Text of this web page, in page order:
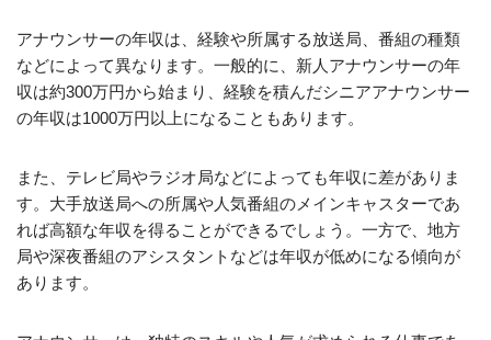
アナウンサーの年収は、経験や所属する放送局、番組の種類
などによって異なります。一般的に、新人アナウンサーの年
収は約300万円から始まり、経験を積んだシニアアナウンサー
の年収は1000万円以上になることもあります。
また、テレビ局やラジオ局などによっても年収に差がありま
す。大手放送局への所属や人気番組のメインキャスターであ
れば高額な年収を得ることができるでしょう。一方で、地方
局や深夜番組のアシスタントなどは年収が低めになる傾向が
あります。